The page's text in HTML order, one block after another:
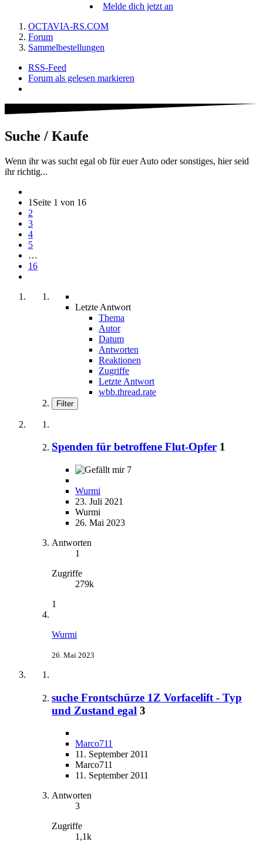
Melde dich jetzt an
OCTAVIA-RS.COM
Forum
Sammelbestellungen
RSS-Feed
Forum als gelesen markieren
Suche / Kaufe
Wenn ihr was sucht egal ob für euer Auto oder sonstiges, hier seid
ihr richtig...
1 Seite 1 von 16
2
3
4
5
…
16
Letzte Antwort
Thema
Autor
Datum
Antworten
Reaktionen
Zugriffe
Letzte Antwort
wbb.thread.rate
Filter
Spenden für betroffene Flut-Opfer 1
7
Wurmi
23. Juli 2021
Wurmi
26. Mai 2023
Antworten
1
Zugriffe
279k
1
Wurmi
26. Mai 2023
suche Frontschürze 1Z Vorfacelift - Typ
und Zustand egal 3
Marco711
11. September 2011
Marco711
11. September 2011
Antworten
3
Zugriffe
1,1k